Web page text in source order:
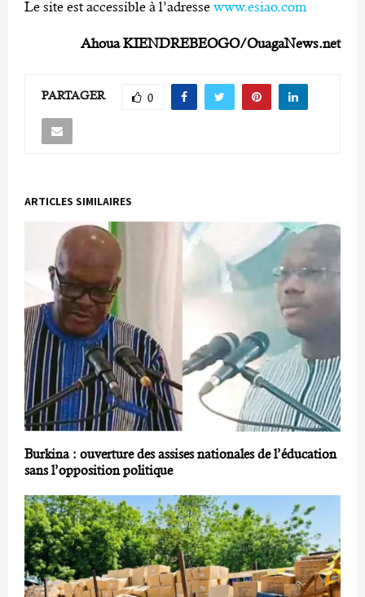
Le site est accessible à l’adresse www.esiao.com
Ahoua KIENDREBEOGO/OuagaNews.net
PARTAGER 0
ARTICLES SIMILAIRES
Burkina : ouverture des assises nationales de l’éducation
sans l’opposition politique